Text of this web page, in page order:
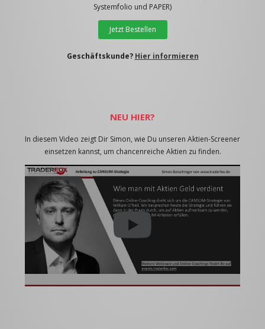
Systemfolio und PAPER)
Jetzt Bestellen
Geschäftskunde? Hier informieren
NEU HIER?
In diesem Video zeigt Dir Simon, wie Du unseren Aktien-Screener
einsetzen kannst, um chancenreiche Aktien zu finden.